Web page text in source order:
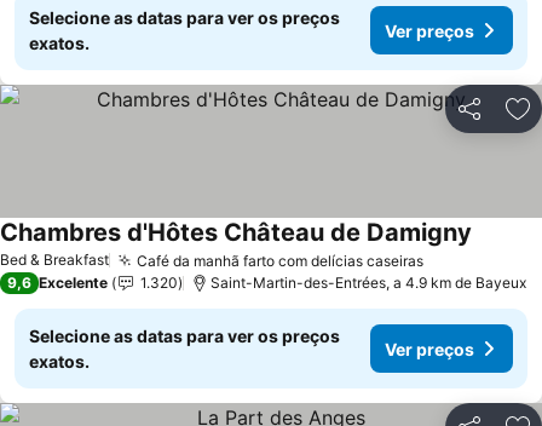
Selecione as datas para ver os preços
exatos.
Ver preços
Partilhar
Bed & Breakfast Café da manhã farto com delícias caseirasVer preços
Chambres d'Hôtes Château de Damigny
9,6 Excelente 1.320 Saint-Martin-des-Entrées, a 4.9 km de Bayeux
Selecione as datas para ver os preços
exatos.
Ver preços